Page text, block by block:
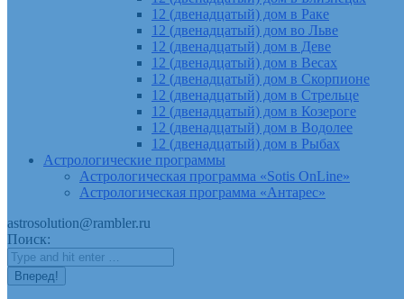
12 (двенадцатый) дом в Раке
12 (двенадцатый) дом во Льве
12 (двенадцатый) дом в Деве
12 (двенадцатый) дом в Весах
12 (двенадцатый) дом в Скорпионе
12 (двенадцатый) дом в Стрельце
12 (двенадцатый) дом в Козероге
12 (двенадцатый) дом в Водолее
12 (двенадцатый) дом в Рыбах
Астрологические программы
Астрологическая программа «Sotis OnLine»
Астрологическая программа «Антарес»
astrosolution@rambler.ru
Поиск: